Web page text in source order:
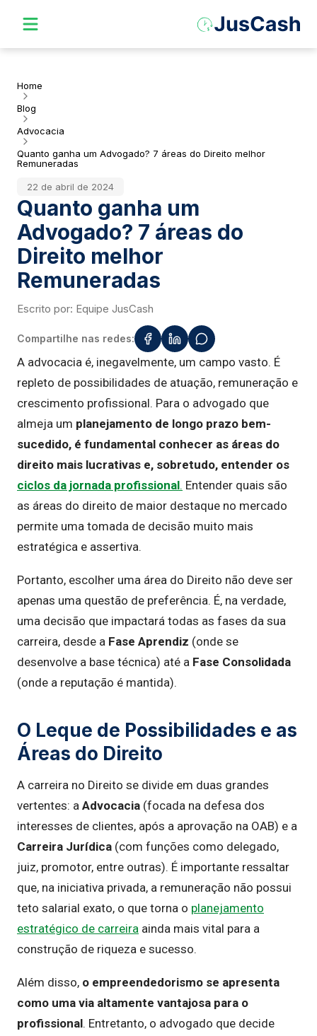
Home
Blog
Advocacia
Quanto ganha um Advogado? 7 áreas do Direito melhor
Remuneradas
22 de abril de 2024
Quanto ganha um
Advogado? 7 áreas do
Direito melhor
Remuneradas
Escrito por: Equipe JusCash
Compartilhe nas redes:
A advocacia é, inegavelmente, um campo vasto. É
repleto de possibilidades de atuação, remuneração e
crescimento profissional. Para o advogado que
almeja um planejamento de longo prazo bem-
sucedido, é fundamental conhecer as áreas do
direito mais lucrativas e, sobretudo, entender os
ciclos da jornada profissional. Entender quais são
as áreas do direito de maior destaque no mercado
permite uma tomada de decisão muito mais
estratégica e assertiva.
Portanto, escolher uma área do Direito não deve ser
apenas uma questão de preferência. É, na verdade,
uma decisão que impactará todas as fases da sua
carreira, desde a Fase Aprendiz (onde se
desenvolve a base técnica) até a Fase Consolidada
(onde a reputação é mantida).
O Leque de Possibilidades e as
Áreas do Direito
A carreira no Direito se divide em duas grandes
vertentes: a Advocacia (focada na defesa dos
interesses de clientes, após a aprovação na OAB) e a
Carreira Jurídica (com funções como delegado,
juiz, promotor, entre outras). É importante ressaltar
que, na iniciativa privada, a remuneração não possui
teto salarial exato, o que torna o planejamento
estratégico de carreira ainda mais vital para a
construção de riqueza e sucesso.
Além disso, o empreendedorismo se apresenta
como uma via altamente vantajosa para o
profissional. Entretanto, o advogado que decide